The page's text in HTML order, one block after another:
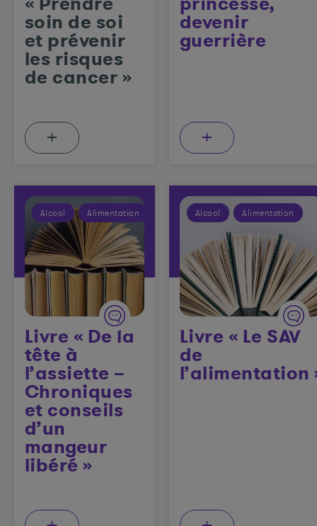
soin de soi
et prévenir
les risques
de cancer »
+
devenir
guerrière
+
Alcool Alimentation
Livre « De la
tête à
l’assiette –
Chroniques
et conseils
d’un
mangeur
libéré »
Alcool Alimentation
Livre « Le SAV
de
l’alimentation